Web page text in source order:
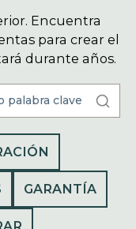
Encuentra
para crear el
durante años.
GARANTÍA